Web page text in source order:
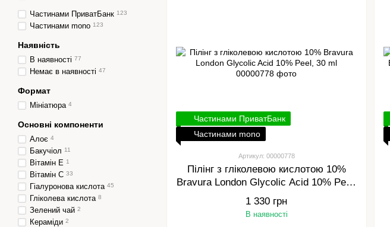
Частинами ПриватБанк
Частинами mono
Артикул: 00000778
Пілінг з гліколевою кислотою 10%
Bravura London Glycolic Acid 10% Peel,
30 ml
1 330 грн
В наявності
Частинами ПриватБанк 123
Частинами mono 123
Наявність
В наявності 77
Немає в наявності 47
Формат
Мініатюра 4
Основні компоненти
Алоє 4
Бакучіол 11
Вітамін Е 1
Вітамін С 33
Гіалуронова кислота 45
Гліколева кислота 8
Зелений чай 2
Кераміди 2